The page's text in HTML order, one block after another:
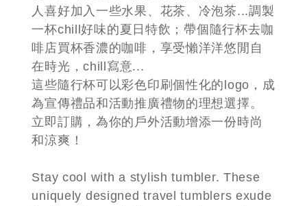
人喜好加入一些水果、花茶、冷泡茶...調製
一杯chill好味的夏日特飲；帶個隨行杯去咖
啡店買杯香濃的咖啡，享受懶洋洋悠閒自
在時光，chill寫意...
這些隨行杯可以彩色印刷個性化的logo，成
為宣傳禮品和活動推廣禮物的理想選擇。
立即訂購，為你的戶外活動增添一份時尚
和涼爽！
Stay cool with a stylish tumbler. These
uniquely designed travel tumblers exude